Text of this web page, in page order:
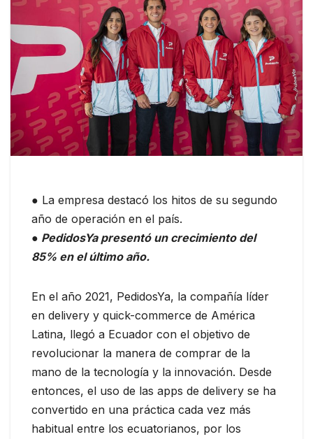
● La empresa destacó los hitos de su segundo
año de operación en el país.
● PedidosYa presentó un crecimiento del
85% en el último año.
En el año 2021, PedidosYa, la compañía líder
en delivery y quick-commerce de América
Latina, llegó a Ecuador con el objetivo de
revolucionar la manera de comprar de la
mano de la tecnología y la innovación. Desde
entonces, el uso de las apps de delivery se ha
convertido en una práctica cada vez más
habitual entre los ecuatorianos, por los